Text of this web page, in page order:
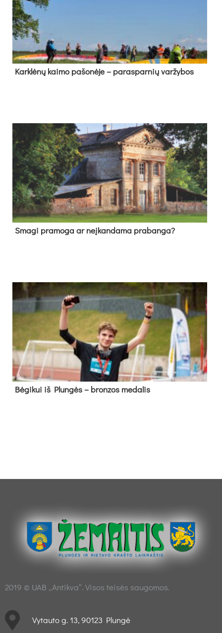
Kark­lė­nų kai­mo pa­šo­nė­je – pa­ras­par­nių var­žy­bos
Sma­gi pra­mo­ga ar neį­kan­da­ma pra­ban­ga?
Bė­gi­kui iš Plun­gės – bron­zos me­da­lis
2019 © UAB „Antikva“. Visos teisės saugomos.
Vytauto g. 13, 90123 Plungė